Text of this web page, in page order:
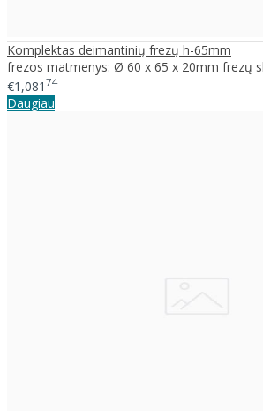
Komplektas deimantinių frezų h-65mm
frezos matmenys: Ø 60 x 65 x 20mm frezų
€1,081 74
Daugiau